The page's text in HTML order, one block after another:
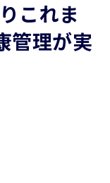
これま
管理が実